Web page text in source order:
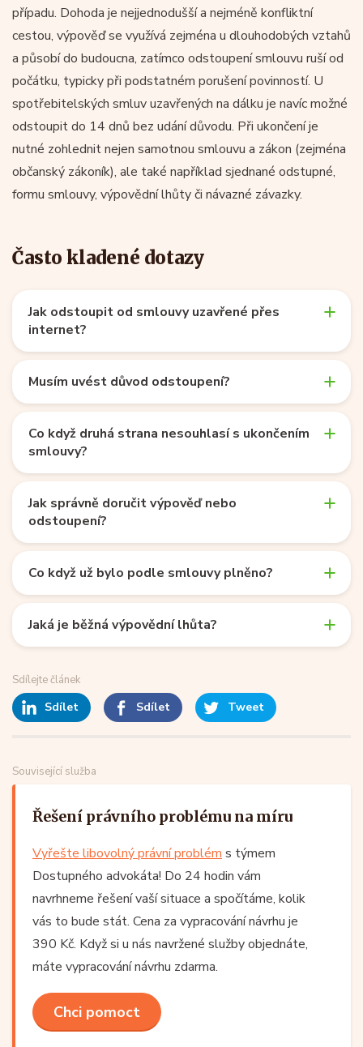
případu. Dohoda je nejjednodušší a nejméně konfliktní
cestou, výpověď se využívá zejména u dlouhodobých vztahů
a působí do budoucna, zatímco odstoupení smlouvu ruší od
počátku, typicky při podstatném porušení povinností. U
spotřebitelských smluv uzavřených na dálku je navíc možné
odstoupit do 14 dnů bez udání důvodu. Při ukončení je
nutné zohlednit nejen samotnou smlouvu a zákon (zejména
občanský zákoník), ale také například sjednané odstupné,
formu smlouvy, výpovědní lhůty či návazné závazky.
Často kladené dotazy
Jak odstoupit od smlouvy uzavřené přes
internet?
Musím uvést důvod odstoupení?
Co když druhá strana nesouhlasí s ukončením
smlouvy?
Jak správně doručit výpověď nebo
odstoupení?
Co když už bylo podle smlouvy plněno?
Jaká je běžná výpovědní lhůta?
Sdílejte článek
Sdílet Sdílet Tweet
Související služba
Řešení právního problému na míru
Vyřešte libovolný právní problém s týmem
Dostupného advokáta! Do 24 hodin vám
navrhneme řešení vaší situace a spočítáme, kolik
vás to bude stát. Cena za vypracování návrhu je
390 Kč. Když si u nás navržené služby objednáte,
máte vypracování návrhu zdarma.
Chci pomoct